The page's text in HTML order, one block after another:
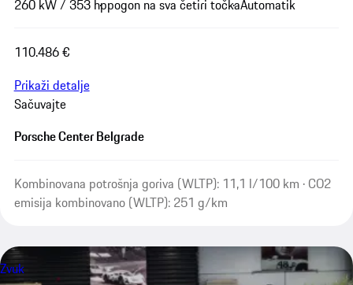
260 kW / 353 hppogon na sva četiri točkaAutomatik
110.486 €
Prikaži detalje
Sačuvajte
Porsche Center Belgrade
Kombinovana potrošnja goriva (WLTP): 11,1 l/100 km · CO2
emisija kombinovano (WLTP): 251 g/km
Zvuk